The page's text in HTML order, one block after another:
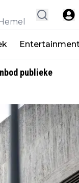
publieke